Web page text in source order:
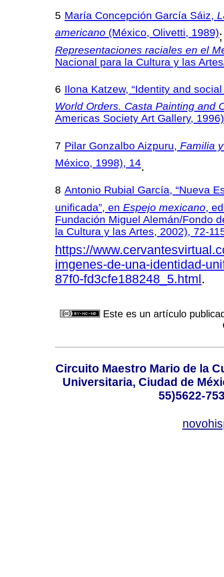
5 María Concepción García Sáiz,
americano (México, Olivetti, 1989)
Representaciones raciales en el
Nacional para la Cultura y las
6 Ilona Katzew, “Identity and
World Orders. Casta Painting and
Americas Society Art Gallery,
7 Pilar Gonzalbo Aizpuru, Familia
México, 1998), 14.
8 Antonio Rubial García, “Nueva
unificada”, en Espejo mexicano,
Fundación Miguel Alemán/Fondo
la Cultura y las Artes, 2002), 72-
https://
imgenes-de-una-identidad-
87f0-fd3cfe188248_5.html.
Este es un artículo
Circuito Maestro Mario de la
Universitaria, Ciudad de
55)5622-